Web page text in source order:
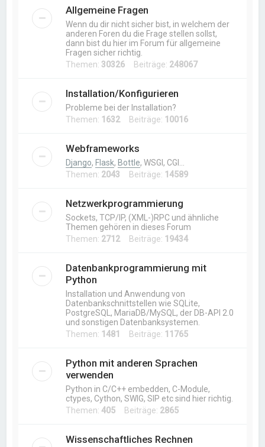
Allgemeine Fragen
Wenn du dir nicht sicher bist, in welchem der
anderen Foren du die Frage stellen sollst,
dann bist du hier im Forum für allgemeine
Fragen sicher richtig.
Themen: 30326 Beiträge: 248067
Installation/Konfigurieren
Probleme bei der Installation?
Themen: 1632Beiträge: 10016
Webframeworks
Django, Flask, Bottle, WSGI, CGI…
Themen: 2043 Beiträge: 14589
Netzwerkprogrammierung
Sockets, TCP/IP, (XML-)RPC und ähnliche
Themen gehören in dieses Forum
Themen: 2712Beiträge: 19434
Datenbankprogrammierung mit
Python
Installation und Anwendung von
Datenbankschnittstellen wie SQLite,
PostgreSQL, MariaDB/MySQL, der DB-API 2.0
und sonstigen Datenbanksystemen.
Themen: 1481 Beiträge: 11765
Python mit anderen Sprachen
verwenden
Python in C/C++ embedden, C-Module,
ctypes, Cython, SWIG, SIP etc sind hier richtig.
Themen:405 Beiträge: 2865
Wissenschaftliches Rechnen